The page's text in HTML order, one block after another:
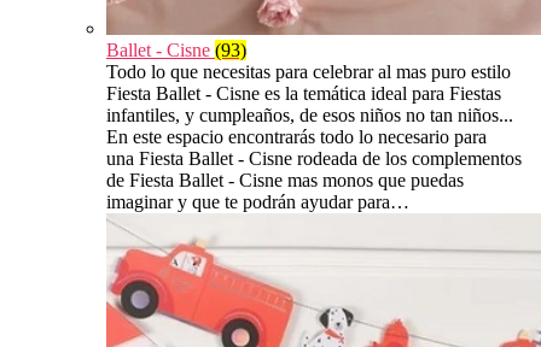
Ballet - Cisne (93)
Todo lo que necesitas para celebrar al mas puro estilo
Fiesta Ballet - Cisne es la temática ideal para Fiestas
infantiles, y cumpleaños, de esos niños no tan niños...
En este espacio encontrarás todo lo necesario para
una Fiesta Ballet - Cisne rodeada de los complementos
de Fiesta Ballet - Cisne mas monos que puedas
imaginar y que te podrán ayudar para…